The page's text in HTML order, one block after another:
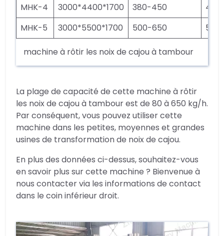
MHK-4
3000*4400*1700 380-450
4.4
MHK-5
3000*5500*1700 500-650 5.5
machine à rôtir les noix de cajou à tambour
La plage de capacité de cette machine à rôtir
les noix de cajou à tambour est de 80 à 650 kg/h.
Par conséquent, vous pouvez utiliser cette
machine dans les petites, moyennes et grandes
usines de transformation de noix de cajou.
En plus des données ci-dessus, souhaitez-vous
en savoir plus sur cette machine ? Bienvenue à
nous contacter via les informations de contact
dans le coin inférieur droit.